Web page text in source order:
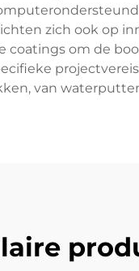
zich ook op
om de
van